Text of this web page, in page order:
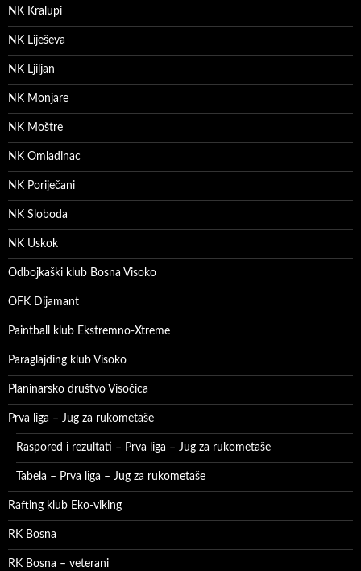
NK Kralupi
NK Liješeva
NK Ljiljan
NK Monjare
NK Moštre
NK Omladinac
NK Poriječani
NK Sloboda
NK Uskok
Odbojkaški klub Bosna Visoko
OFK Dijamant
Paintball klub Ekstremno-Xtreme
Paraglajding klub Visoko
Planinarsko društvo Visočica
Prva liga – Jug za rukometaše
Raspored i rezultati – Prva liga – Jug za rukometaše
Tabela – Prva liga – Jug za rukometaše
Rafting klub Eko-viking
RK Bosna
RK Bosna – veterani